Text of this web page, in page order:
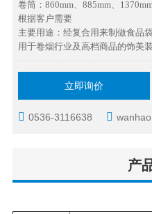
卷筒：860mm、885mm、
根据客户需要
主要用途：经复合用来制做食品
用于卷烟行业及高档商品的饰美装
立即询价
0536-3116638
产